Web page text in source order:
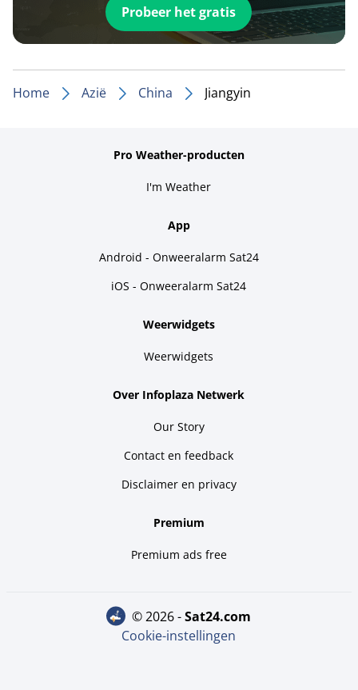
Probeer het gratis
Home Azië China Jiangyin
Pro Weather-producten
I'm Weather
App
Android - Onweeralarm Sat24
iOS - Onweeralarm Sat24
Weerwidgets
Weerwidgets
Over Infoplaza Netwerk
Our Story
Contact en feedback
Disclaimer en privacy
Premium
Premium ads free
© 2026 - sat24.com
Cookie-instellingen